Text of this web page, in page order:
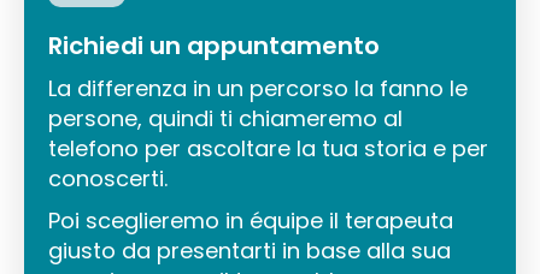
Richiedi un appuntamento
La differenza in un percorso la fanno le
persone, quindi ti chiameremo al
telefono per ascoltare la tua storia e per
conoscerti.
Poi sceglieremo in équipe il terapeuta
giusto da presentarti in base alla sua